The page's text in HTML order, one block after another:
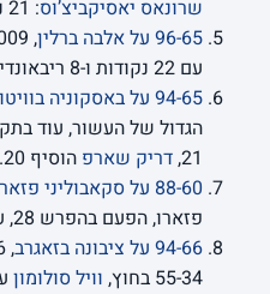
שרונאס יאסיקביצ’וס: 21 נקודות ו-10 אסיסטים.
96-65 על אלבה ברלין
, 29.1.2009, טופ 16.
עם 22 נקודות ו-8 ריבאונדים,
94-65 על באסקוניה בוויטוריה
הגדול של העשור, עוד
21, דריק שארפ הוסיף 20.
88-60 על סקאבוליני פזארו
פזארו, הפעם בהפרש 28, עם 18 נקודות של יאסיקביצ’וס.
94-66 על ציבונה בזאגרב
55-34 בחוץ,
וויל סולומון עם